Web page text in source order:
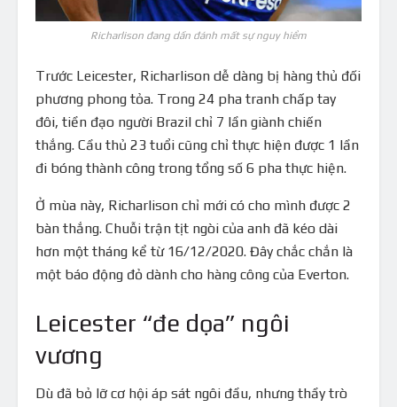
Richarlison đang dần đánh mất sự nguy hiểm
Trước Leicester, Richarlison dễ dàng bị hàng thủ đối
phương phong tỏa. Trong 24 pha tranh chấp tay
đôi, tiền đạo người Brazil chỉ 7 lần giành chiến
thắng. Cầu thủ 23 tuổi cũng chỉ thực hiện được 1 lần
đi bóng thành công trong tổng số 6 pha thực hiện.
Ở mùa này, Richarlison chỉ mới có cho mình được 2
bàn thắng. Chuỗi trận tịt ngòi của anh đã kéo dài
hơn một tháng kể từ 16/12/2020. Đây chắc chắn là
một báo động đỏ dành cho hàng công của Everton.
Leicester “đe dọa” ngôi
vương
Dù đã bỏ lỡ cơ hội áp sát ngôi đầu, nhưng thầy trò